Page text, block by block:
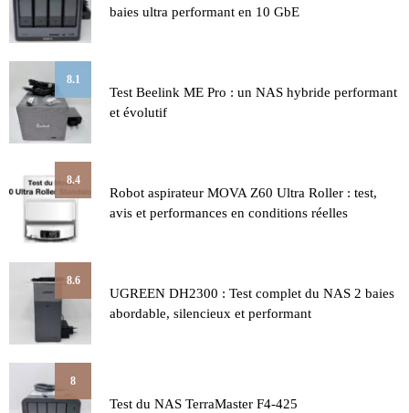
baies ultra performant en 10 GbE
8.1
Test Beelink ME Pro : un NAS hybride performant
et évolutif
8.4
Robot aspirateur MOVA Z60 Ultra Roller : test,
avis et performances en conditions réelles
8.6
UGREEN DH2300 : Test complet du NAS 2 baies
abordable, silencieux et performant
8
Test du NAS TerraMaster F4-425